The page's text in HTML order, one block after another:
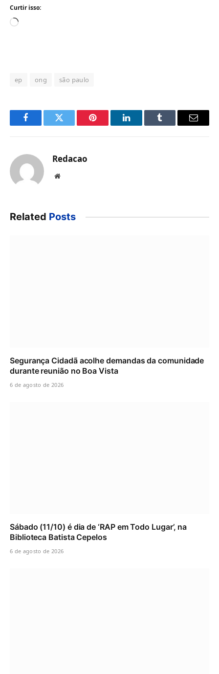
Curtir isso:
Carregando...
ep ong são paulo
FacebookTwitter Pinterest LinkedInTumblr Email
Redacao
Website
Related Posts
Segurança Cidadã acolhe demandas da comunidade
durante reunião no Boa Vista
6 de agosto de 2026
Sábado (11/10) é dia de ‘RAP em Todo Lugar’, na
Biblioteca Batista Cepelos
6 de agosto de 2026